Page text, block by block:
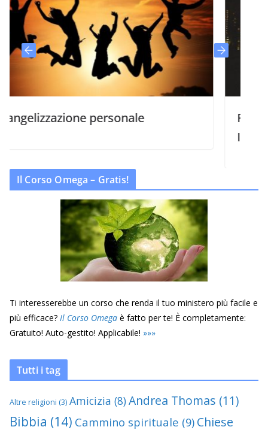
personale
Il Corso Omega – Gratis!
Ti interesserebbe un corso che renda il tuo ministero più facile e
più efficace? Il Corso Omega è fatto per te! È completamente:
Gratuito! Auto-gestito! Applicabile! »»»
Tutti i tag
Altre religioni (3) Amicizia (8)Andrea Thomas (11)
Bibbia (14) Cammino spirituale (9) Chiese